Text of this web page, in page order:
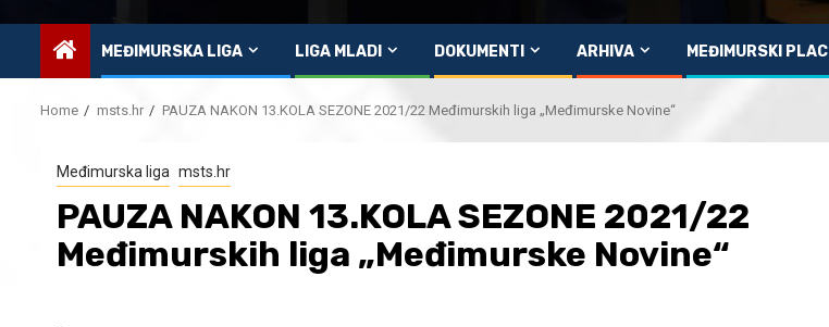
MEĐIMURSKA LIGA LIGA MLADI DOKUMENTI ARHIVA MEĐIMURSKI PLAC
Home msts.hr PAUZA NAKON 13.KOLA SEZONE 2021/22 Međimurskih liga „Međimurske Novine“
Međimurska liga msts.hr
PAUZA NAKON 13.KOLA SEZONE 2021/22
Međimurskih liga „Međimurske Novine“